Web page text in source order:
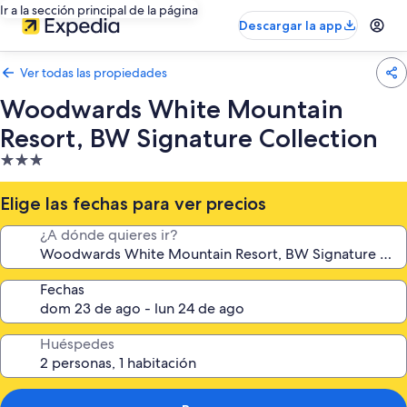
Ir a la sección principal de la página
Descargar la app
Ver todas las propiedades
Woodwards White Mountain
Resort, BW Signature Collection
Propiedad
de
3.0
estrellas
Elige las fechas para ver precios
¿A dónde quieres ir?
Fechas
Huéspedes